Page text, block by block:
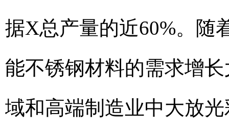
据X总产量的近60%。随
能不锈钢材料的需求增
域和高端制造业中大放